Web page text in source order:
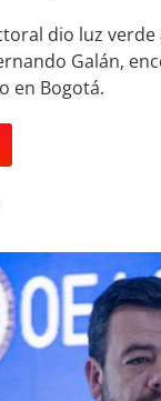
dio luz
Galán,
en Bogotá.